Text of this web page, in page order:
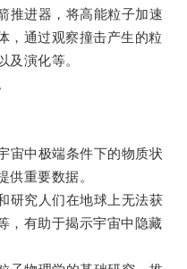
进器，将高能粒子加速
，通过观察撞击产生的粒
及演化等。
中极端条件下的物质状
供重要数据。
究人们在地球上无法获
，有助于揭示宇宙中隐藏